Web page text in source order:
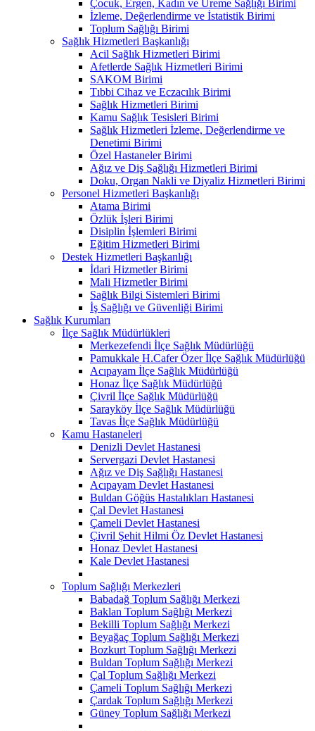
Çocuk, Ergen, Kadın ve Üreme Sağlığı Birimi
İzleme, Değerlendirme ve İstatistik Birimi
Toplum Sağlığı Birimi
Sağlık Hizmetleri Başkanlığı
Acil Sağlık Hizmetleri Birimi
Afetlerde Sağlık Hizmetleri Birimi
SAKOM Birimi
Tıbbi Cihaz ve Eczacılık Birimi
Sağlık Hizmetleri Birimi
Kamu Sağlık Tesisleri Birimi
Sağlık Hizmetleri İzleme, Değerlendirme ve
Denetimi Birimi
Özel Hastaneler Birimi
Ağız ve Diş Sağlığı Hizmetleri Birimi
Doku, Organ Nakli ve Diyaliz Hizmetleri Birimi
Personel Hizmetleri Başkanlığı
Atama Birimi
Özlük İşleri Birimi
Disiplin İşlemleri Birimi
Eğitim Hizmetleri Birimi
Destek Hizmetleri Başkanlığı
İdari Hizmetler Birimi
Mali Hizmetler Birimi
Sağlık Bilgi Sistemleri Birimi
İş Sağlığı ve Güvenliği Birimi
Sağlık Kurumları
İlçe Sağlık Müdürlükleri
Merkezefendi İlçe Sağlık Müdürlüğü
Pamukkale H.Cafer Özer İlçe Sağlık Müdürlüğü
Acıpayam İlçe Sağlık Müdürlüğü
Honaz İlçe Sağlık Müdürlüğü
Çivril İlçe Sağlık Müdürlüğü
Sarayköy İlçe Sağlık Müdürlüğü
Tavas İlçe Sağlık Müdürlüğü
Kamu Hastaneleri
Denizli Devlet Hastanesi
Servergazi Devlet Hastanesi
Ağız ve Diş Sağlığı Hastanesi
Acıpayam Devlet Hastanesi
Buldan Göğüs Hastalıkları Hastanesi
Çal Devlet Hastanesi
Çameli Devlet Hastanesi
Çivril Şehit Hilmi Öz Devlet Hastanesi
Honaz Devlet Hastanesi
Kale Devlet Hastanesi
Toplum Sağlığı Merkezleri
Babadağ Toplum Sağlığı Merkezi
Baklan Toplum Sağlığı Merkezi
Bekilli Toplum Sağlığı Merkezi
Beyağaç Toplum Sağlığı Merkezi
Bozkurt Toplum Sağlığı Merkezi
Buldan Toplum Sağlığı Merkezi
Çal Toplum Sağlığı Merkezi
Çameli Toplum Sağlığı Merkezi
Çardak Toplum Sağlığı Merkezi
Güney Toplum Sağlığı Merkezi